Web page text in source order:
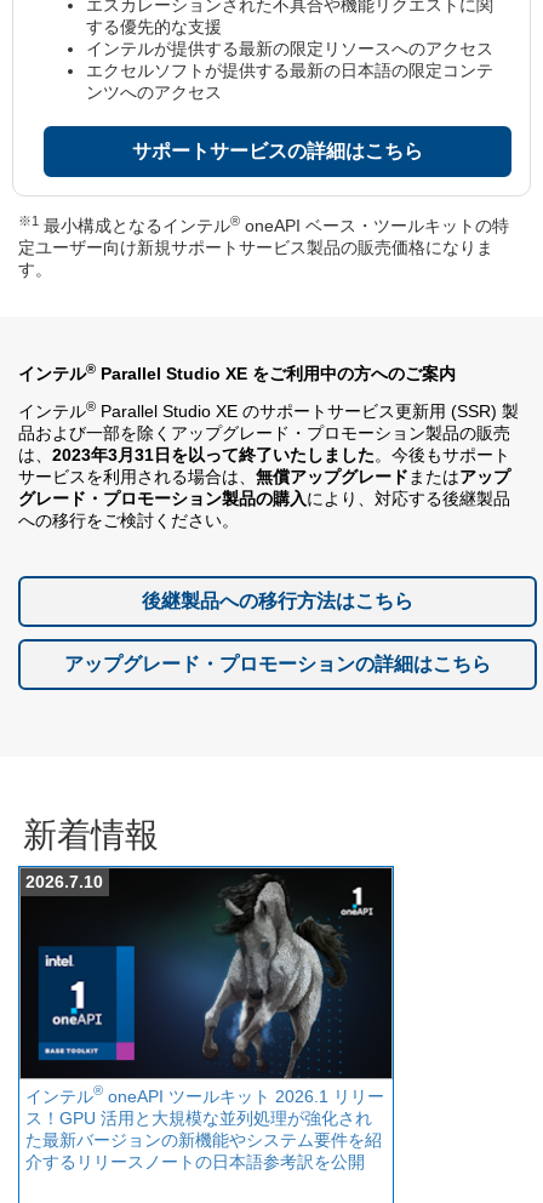
エスカレーションされた不具合や機能リクエストに関
する優先的な支援
インテルが提供する最新の限定リソースへのアクセス
エクセルソフトが提供する最新の日本語の限定コンテ
ンツへのアクセス
サポートサービスの詳細はこちら
※1 最小構成となるインテル® oneAPI ベース・ツールキットの特
定ユーザー向け新規サポートサービス製品の販売価格になりま
す。
インテル® Parallel Studio XE をご利用中の方へのご案内
インテル® Parallel Studio XE のサポートサービス更新用 (SSR) 製
品および一部を除くアップグレード・プロモーション製品の販売
は、 2023年3月31日を以って終了いたしました。今後もサポート
サービスを利用される場合は、 無償アップグレード またはアップ
グレード・プロモーション製品の購入により、対応する後継製品
への移行をご検討ください。
後継製品への移行方法はこちら
アップグレード・プロモーションの詳細はこちら
新着情報
2026.7.10
インテル® oneAPI ツールキット 2026.1 リリー
ス！GPU 活用と大規模な並列処理が強化され
た最新バージョンの新機能やシステム要件を紹
介するリリースノートの日本語参考訳を公開